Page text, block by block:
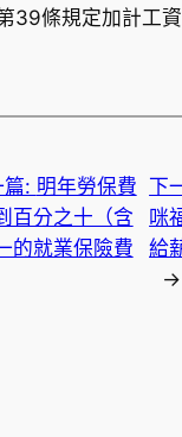
39條規定加計工資
篇: 明年勞保費
百分之十（含
的就業保險費
下
咪
給
→